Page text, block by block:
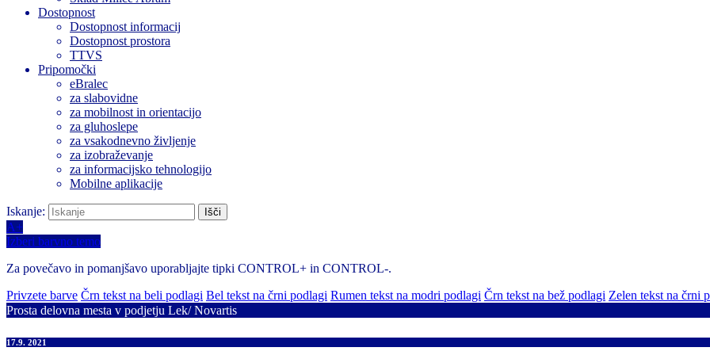
Dostopnost
Dostopnost informacij
Dostopnost prostora
TTVS
Pripomočki
eBralec
za slabovidne
za mobilnost in orientacijo
za gluhoslepe
za vsakodnevno življenje
za izobraževanje
za informacijsko tehnologijo
Mobilne aplikacije
Iskanje:
A+
Izberi barvno temo
Za povečavo in pomanjšavo uporabljajte tipki CONTROL+ in CONTROL-.
Privzete barve Črn tekst na beli podlagi Bel tekst na črni podlagi Rumen tekst na modri podlagi Črn tekst na bež podlagi Zelen tekst na črni
Prosta delovna mesta v podjetju Lek/ Novartis
17.9. 2021